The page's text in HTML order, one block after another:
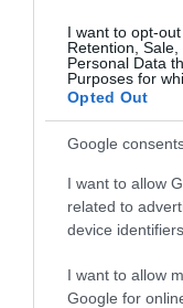
I want to opt-
Retention,
Personal Data
Purposes for
Opted Out
Google
I want to allow
related to
device
I want to allow
Google for